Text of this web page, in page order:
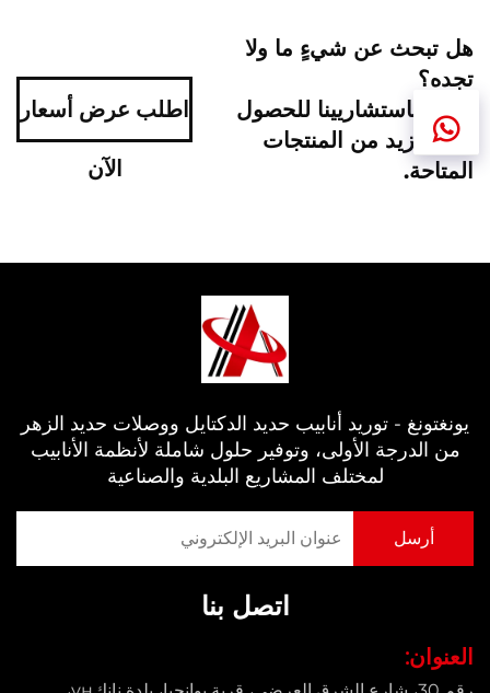
هل تبحث عن شيءٍ ما ولا
تجده؟
اتصل باستشاريينا للحصول
على مزيد من المنتجات
المتاحة.
اطلب عرض أسعار
الآن
يونغتونغ - توريد أنابيب حديد الدكتايل ووصلات حديد الزهر
من الدرجة الأولى، وتوفير حلول شاملة لأنظمة الأنابيب
لمختلف المشاريع البلدية والصناعية
اتصل بنا
العنوان: